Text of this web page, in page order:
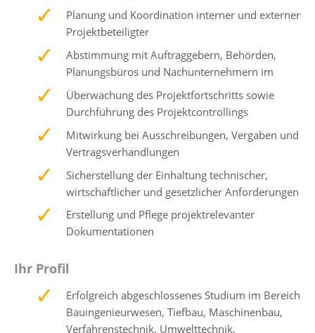
Planung und Koordination interner und externer
Projektbeteiligter
Abstimmung mit Auftraggebern, Behörden,
Planungsbüros und Nachunternehmern im
Überwachung des Projektfortschritts sowie
Durchführung des Projektcontrollings
Mitwirkung bei Ausschreibungen, Vergaben und
Vertragsverhandlungen
Sicherstellung der Einhaltung technischer,
wirtschaftlicher und gesetzlicher Anforderungen
Erstellung und Pflege projektrelevanter
Dokumentationen
Ihr Profil
Erfolgreich abgeschlossenes Studium im Bereich
Bauingenieurwesen, Tiefbau, Maschinenbau,
Verfahrenstechnik, Umwelttechnik,